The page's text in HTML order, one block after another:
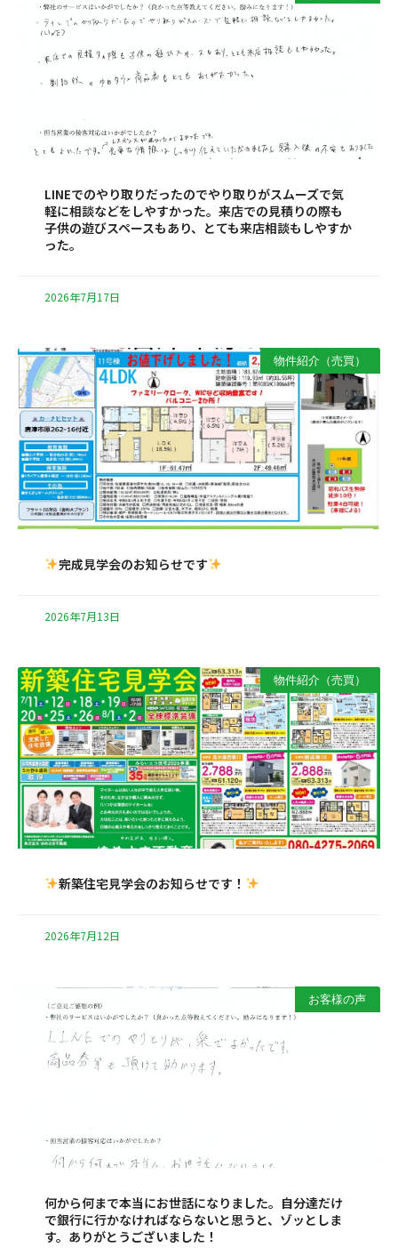
LINEでのやり取りだったのでやり取りがスムーズで気
軽に相談などをしやすかった。来店での見積りの際も
子供の遊びスペースもあり、とても来店相談もしやすか
った。
2026年7月17日
物件紹介（売買）
完成見学会のお知らせです
2026年7月13日
物件紹介（売買）
新築住宅見学会のお知らせです！
2026年7月12日
お客様の声
何から何まで本当にお世話になりました。自分達だけ
で銀行に行かなければならないと思うと、ゾッとしま
す。ありがとうございました！